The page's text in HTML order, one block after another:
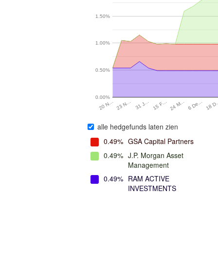
20 N… 23 N… 31 J… 15 F… 24 M… 6 De… 18
0.00%
0.50%
1.00%
1.50%
alle hedgefunds laten zien
0.49% GSA Capital Partners
0.49% J.P. Morgan Asset
Management
0.49% RAM ACTIVE
INVESTMENTS